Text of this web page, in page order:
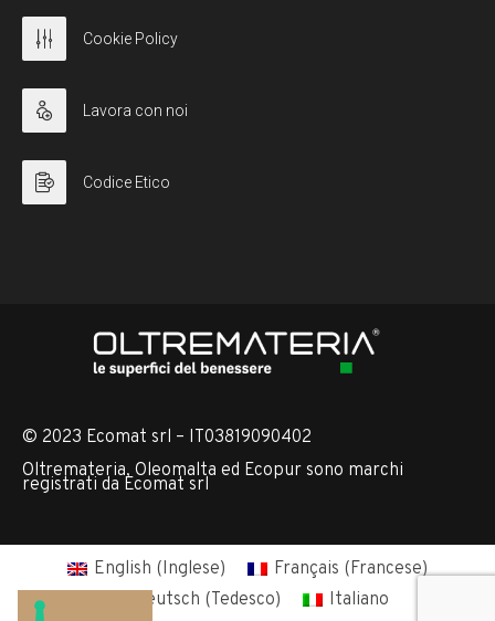
Cookie Policy
Lavora con noi
Codice Etico
© 2023 Ecomat srl – IT03819090402
Oltremateria, Oleomalta ed Ecopur sono marchi
registrati da Ecomat srl
English (Inglese) Français (Francese)
Deutsch (Tedesco) Italiano